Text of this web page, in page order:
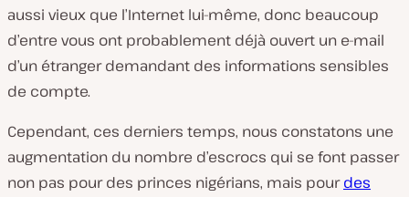
aussi vieux que l’Internet lui-même, donc beaucoup
d’entre vous ont probablement déjà ouvert un e-mail
d’un étranger demandant des informations sensibles
de compte.
Cependant, ces derniers temps, nous constatons une
augmentation du nombre d’escrocs qui se font passer
non pas pour des princes nigérians, mais pourdes